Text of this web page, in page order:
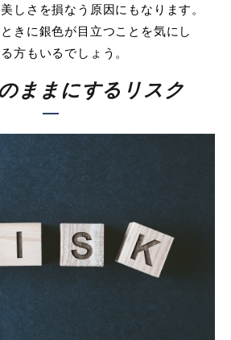
しさを損なう原因にもなります。
きに銀色が目立つことを気にし
方もいるでしょう。
ままにするリスク